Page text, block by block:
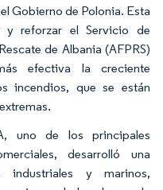
Gobierno de Polonia. Esta
y reforzar el Servicio de
de Albania (AFPRS)
efectiva la creciente
incendios, que se están
uno de los principales
desarrolló una
y marinos,